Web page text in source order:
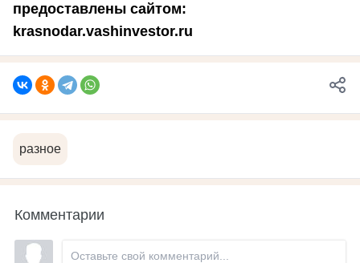
предоставлены сайтом:
krasnodar.vashinvestor.ru
разное
Комментарии